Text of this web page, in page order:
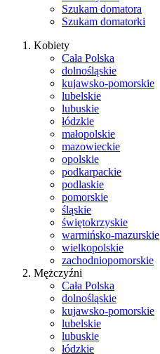
Szukam domatora
Szukam domatorki
Kobiety
Cała Polska
dolnośląskie
kujawsko-pomorskie
lubelskie
lubuskie
łódzkie
małopolskie
mazowieckie
opolskie
podkarpackie
podlaskie
pomorskie
śląskie
świętokrzyskie
warmińsko-mazurskie
wielkopolskie
zachodniopomorskie
Mężczyźni
Cała Polska
dolnośląskie
kujawsko-pomorskie
lubelskie
lubuskie
łódzkie